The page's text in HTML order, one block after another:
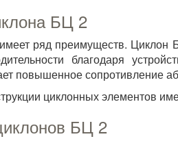
БЦ 2
ряд преимуществ. Циклон
благодаря
повышенное сопротивление
циклонных элементов
БЦ 2